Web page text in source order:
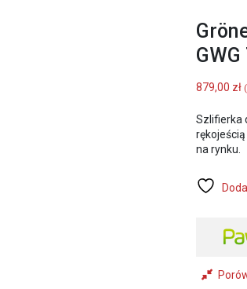
879,00 zł (
Szlifierka
na rynku.